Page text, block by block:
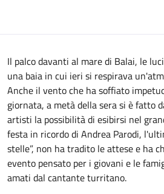
Il palco davanti al mare di Balai, le
una baia in cui ieri si respirava
Anche il vento che ha soffiato
giornata, a metà della sera si è fatto
artisti la possibilità di esibirsi nel
festa in ricordo di Andrea Parodi,
stelle”, non ha tradito le attese e ha
evento pensato per i giovani e le
amati dal cantante turritano.